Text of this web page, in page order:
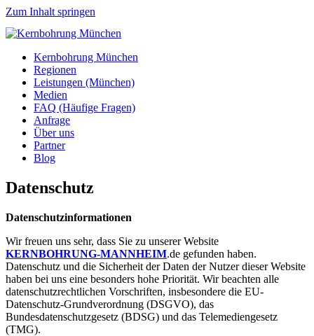
Zum Inhalt springen
Kernbohrung München
Regionen
Leistungen (München)
Medien
FAQ (Häufige Fragen)
Anfrage
Über uns
Partner
Blog
Datenschutz
Datenschutzinformationen
Wir freuen uns sehr, dass Sie zu unserer Website
KERNBOHRUNG-MANNHEIM.de gefunden haben.
Datenschutz und die Sicherheit der Daten der Nutzer dieser Website
haben bei uns eine besonders hohe Priorität. Wir beachten alle
datenschutzrechtlichen Vorschriften, insbesondere die EU-
Datenschutz-Grundverordnung (DSGVO), das
Bundesdatenschutzgesetz (BDSG) und das Telemediengesetz
(TMG).